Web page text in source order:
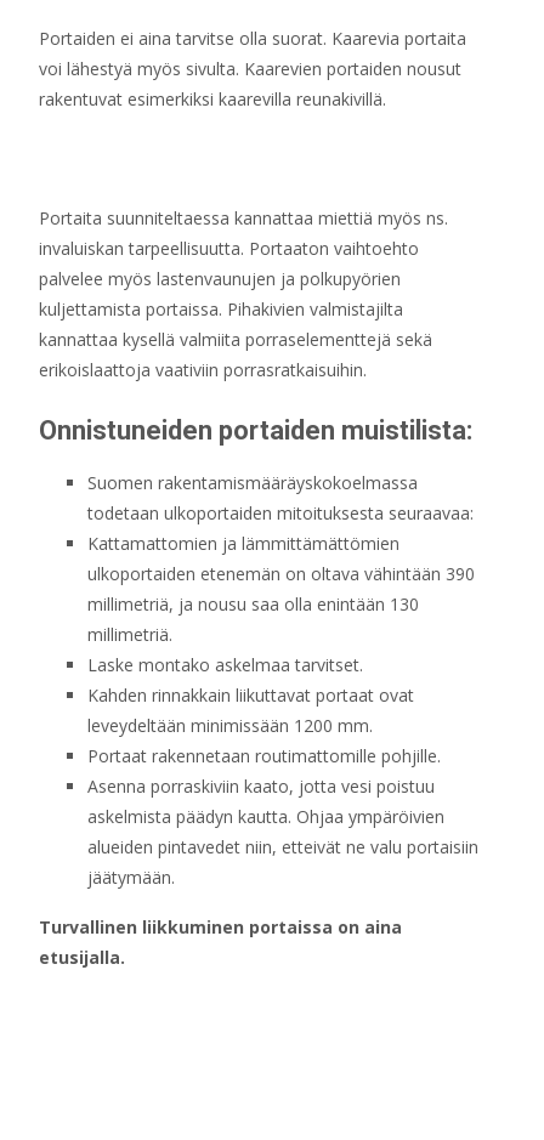
Portaiden ei aina tarvitse olla suorat. Kaarevia portaita
voi lähestyä myös sivulta. Kaarevien portaiden nousut
rakentuvat esimerkiksi kaarevilla reunakivillä.
Portaita suunniteltaessa kannattaa miettiä myös ns.
invaluiskan tarpeellisuutta. Portaaton vaihtoehto
palvelee myös lastenvaunujen ja polkupyörien
kuljettamista portaissa. Pihakivien valmistajilta
kannattaa kysellä valmiita porraselementtejä sekä
erikoislaattoja vaativiin porrasratkaisuihin.
Onnistuneiden portaiden muistilista:
Suomen rakentamismääräyskokoelmassa
todetaan ulkoportaiden mitoituksesta seuraavaa:
Kattamattomien ja lämmittämättömien
ulkoportaiden etenemän on oltava vähintään 390
millimetriä, ja nousu saa olla enintään 130
millimetriä.
Laske montako askelmaa tarvitset.
Kahden rinnakkain liikuttavat portaat ovat
leveydeltään minimissään 1200 mm.
Portaat rakennetaan routimattomille pohjille.
Asenna porraskiviin kaato, jotta vesi poistuu
askelmista päädyn kautta. Ohjaa ympäröivien
alueiden pintavedet niin, etteivät ne valu portaisiin
jäätymään.
Turvallinen liikkuminen portaissa on aina
etusijalla.